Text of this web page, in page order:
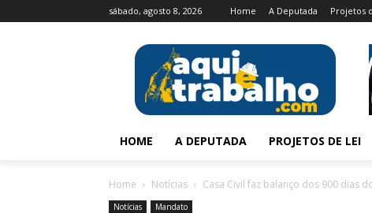
sábado, agosto 8, 2026 Home A Deputada Projetos
HOME A DEPUTADA PROJETOS DE LEI
Home Notícias Casa Civil faz balanço dos 900 dias
Notícias Mandato